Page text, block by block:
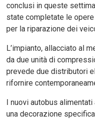
conclusi in queste
state completate le
per la riparazione dei
L’impianto, allacciato al
da due unità di
prevede due distributori
rifornire
I nuovi autobus
una decorazione